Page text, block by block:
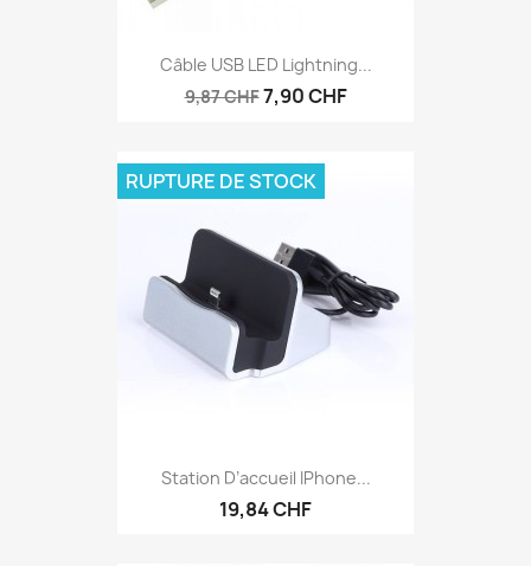
Câble USB LED Lightning...
9,87 CHF7,90 CHF
Station D’accueil IPhone...
19,84 CHF
RUPTURE DE STOCK